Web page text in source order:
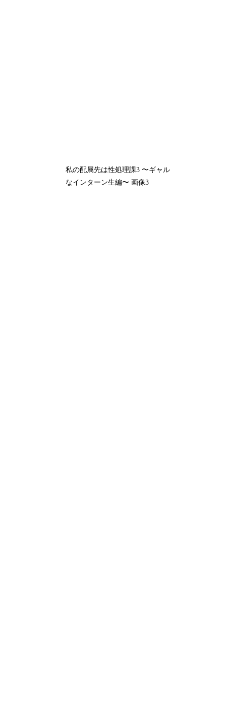
私の配属先は性処理課3 〜ギャル
なインターン生編〜 画像3